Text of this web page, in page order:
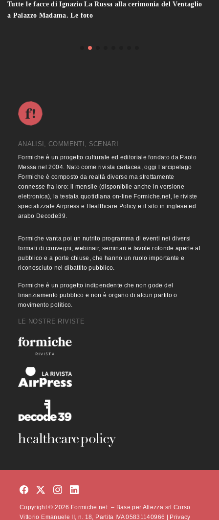
Tutte le facce di Ignazio La Russa alla cerimonia del Ventaglio
a Palazzo Madama. Le foto
ANALISI, COMMENTI, SCENARI
Formiche è un progetto culturale ed editoriale fondato da Paolo
Messa nel 2004. Nato come rivista cartacea, oggi l’arcipelago
Formiche è composto da realtà diverse ma strettamente
connesse fra loro: il mensile (disponibile anche in versione
elettronica), la testata quotidiana on-line Formiche.net, le riviste
specializzate Airpress e Healthcare Policy e il sito in inglese ed
arabo Decode39.
Formiche vanta poi un nutrito programma di eventi nei diversi
formati di convegni, webinair, seminari e tavole rotonde aperte al
pubblico e a porte chiuse, che hanno un ruolo importante e
riconosciuto nel dibattito pubblico.
Formiche è un progetto indipendente che non gode del
finanziamento pubblico e non è organo di alcun partito o
movimento politico.
LE NOSTRE RIVISTE
Copyright © 2026 Formiche.net. – Base per Altezza srl Corso
Vittorio Emanuele II, n. 18, Partita IVA 05831140966 |
Privacy